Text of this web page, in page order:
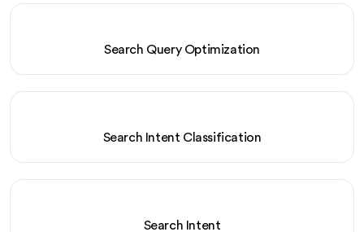
Search Query Optimization
Search Intent Classification
Search Intent